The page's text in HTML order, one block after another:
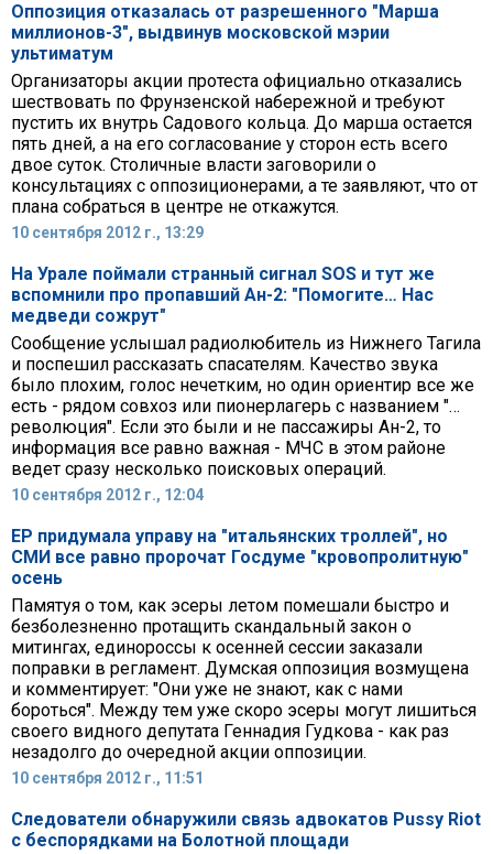
Оппозиция отказалась от разрешенного "Марша
миллионов-3", выдвинув московской мэрии
ультиматум
Организаторы акции протеста официально отказались
шествовать по Фрунзенской набережной и требуют
пустить их внутрь Садового кольца. До марша остается
пять дней, а на его согласование у сторон есть всего
двое суток. Столичные власти заговорили о
консультациях с оппозиционерами, а те заявляют, что от
плана собраться в центре не откажутся.
10 сентября 2012 г., 13:29
На Урале поймали странный сигнал SOS и тут же
вспомнили про пропавший Ан-2: "Помогите… Нас
медведи сожрут"
Сообщение услышал радиолюбитель из Нижнего Тагила
и поспешил рассказать спасателям. Качество звука
было плохим, голос нечетким, но один ориентир все же
есть - рядом совхоз или пионерлагерь с названием "…
революция". Если это были и не пассажиры Ан-2, то
информация все равно важная - МЧС в этом районе
ведет сразу несколько поисковых операций.
10 сентября 2012 г., 12:04
ЕР придумала управу на "итальянских троллей", но
СМИ все равно пророчат Госдуме "кровопролитную"
осень
Памятуя о том, как эсеры летом помешали быстро и
безболезненно протащить скандальный закон о
митингах, единороссы к осенней сессии заказали
поправки в регламент. Думская оппозиция возмущена
и комментирует: "Они уже не знают, как с нами
бороться". Между тем уже скоро эсеры могут лишиться
своего видного депутата Геннадия Гудкова - как раз
незадолго до очередной акции оппозиции.
10 сентября 2012 г., 11:51
Следователи обнаружили связь адвокатов Pussy Riot
с беспорядками на Болотной площади